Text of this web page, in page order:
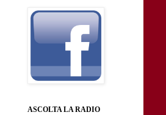
ASCOLTA LA RADIO